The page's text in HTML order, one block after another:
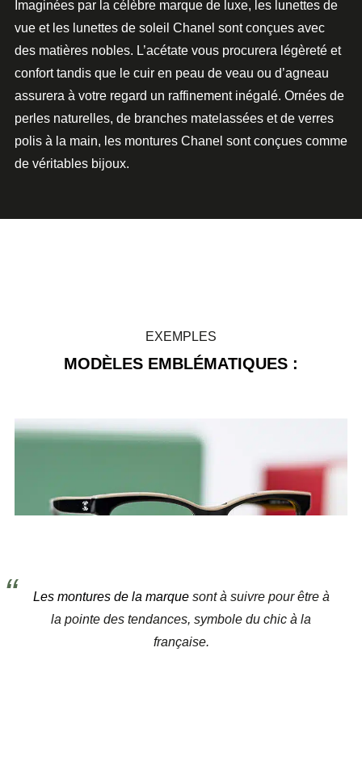
Imaginées par la célèbre marque de luxe, les lunettes de
vue et les lunettes de soleil Chanel sont conçues avec
des matières nobles. L’acétate vous procurera légèreté et
confort tandis que le cuir en peau de veau ou d’agneau
assurera à votre regard un raffinement inégalé. Ornées de
perles naturelles, de branches matelassées et de verres
polis à la main, les montures Chanel sont conçues comme
de véritables bijoux.
MODÈLES EMBLÉMATIQUES :
EXEMPLES
Les montures de la marquesont à suivre pour être à
la pointe des tendances, symbole du chic à la
française.